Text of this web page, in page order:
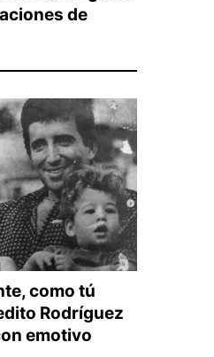
de
como tú
Rodríguez
emotivo